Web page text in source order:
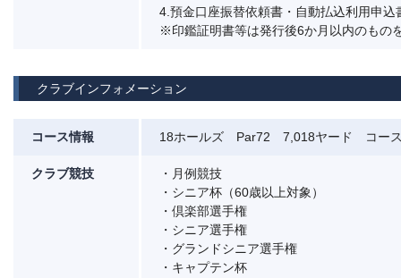
4.預金口座振替依頼書・自動払込利用申
※印鑑証明書等は発行後6か月以内のもの
クラブインフォメーション
コース情報 18ホールズ Par72 7,018ヤード コース
クラブ競技
・月例競技
・シニア杯（60歳以上対象）
・倶楽部選手権
・シニア選手権
・グランドシニア選手権
・キャプテン杯